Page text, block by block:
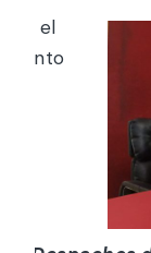
En el
punto